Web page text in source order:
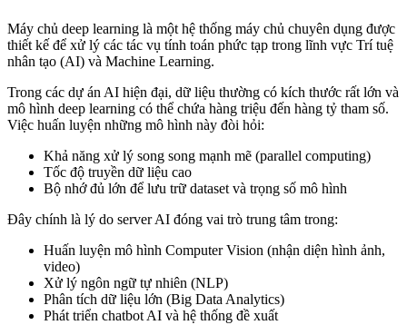
Máy chủ deep learning là một hệ thống máy chủ chuyên dụng được
thiết kế để xử lý các tác vụ tính toán phức tạp trong lĩnh vực Trí tuệ
nhân tạo (AI) và Machine Learning.
Trong các dự án AI hiện đại, dữ liệu thường có kích thước rất lớn và
mô hình deep learning có thể chứa hàng triệu đến hàng tỷ tham số.
Việc huấn luyện những mô hình này đòi hỏi:
Khả năng xử lý song song mạnh mẽ (parallel computing)
Tốc độ truyền dữ liệu cao
Bộ nhớ đủ lớn để lưu trữ dataset và trọng số mô hình
Đây chính là lý do server AI đóng vai trò trung tâm trong:
Huấn luyện mô hình Computer Vision (nhận diện hình ảnh,
video)
Xử lý ngôn ngữ tự nhiên (NLP)
Phân tích dữ liệu lớn (Big Data Analytics)
Phát triển chatbot AI và hệ thống đề xuất